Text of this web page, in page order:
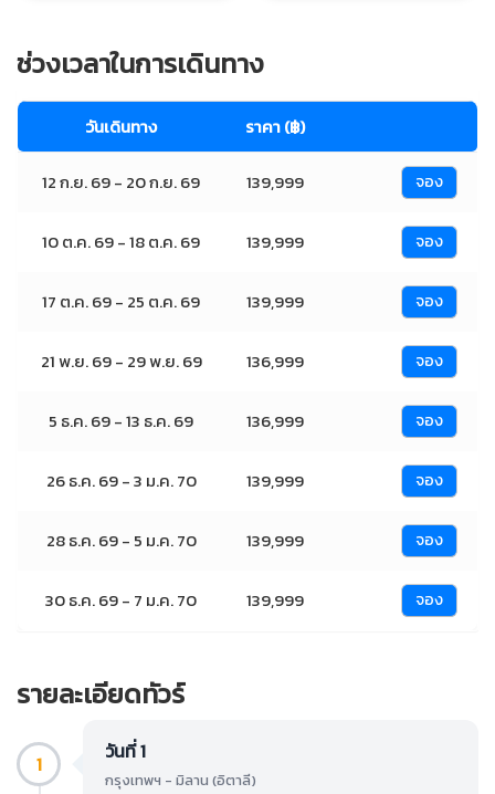
ช่วงเวลาในการเดินทาง
วันเดินทาง ราคา (฿)
12 ก.ย. 69 - 20 ก.ย. 69 139,999 จอง
10 ต.ค. 69 - 18 ต.ค. 69 139,999 จอง
17 ต.ค. 69 - 25 ต.ค. 69 139,999 จอง
21 พ.ย. 69 - 29 พ.ย. 69 136,999 จอง
5 ธ.ค. 69 - 13 ธ.ค. 69 136,999 จอง
26 ธ.ค. 69 - 3 ม.ค. 70 139,999 จอง
28 ธ.ค. 69 - 5 ม.ค. 70 139,999 จอง
30 ธ.ค. 69 - 7 ม.ค. 70 139,999 จอง
รายละเอียดทัวร์
1 วันที่ 1
กรุงเทพฯ - มิลาน (อิตาลี)